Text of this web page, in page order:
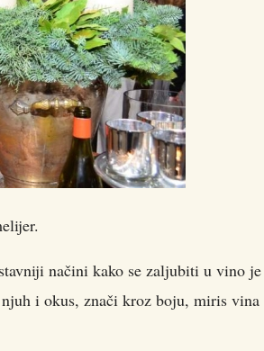
načini kako se zaljubiti u vino je
i okus, znači kroz boju, miris vina